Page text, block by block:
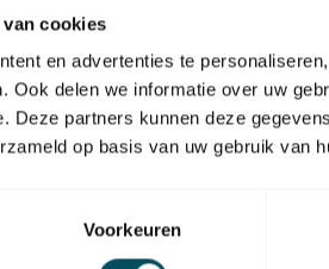
cookies
en advertenties te
Ook delen we informatie over uw
Deze partners kunnen deze
op basis van uw gebruik van
Voorkeuren
(beneden)
SFX-WD en SKX-HD
deze de volgende werkdag in